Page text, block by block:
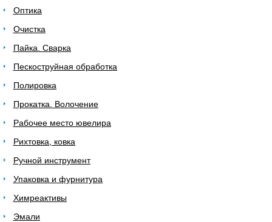
Оптика
Очистка
Пайка. Сварка
Пескоструйная обработка
Полировка
Прокатка. Волочение
Рабочее место ювелира
Рихтовка, ковка
Ручной инструмент
Упаковка и фурнитура
Химреактивы
Эмали